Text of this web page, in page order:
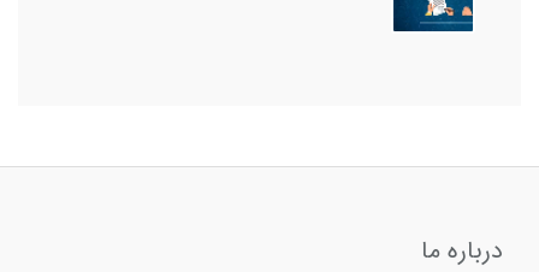
درباره ما